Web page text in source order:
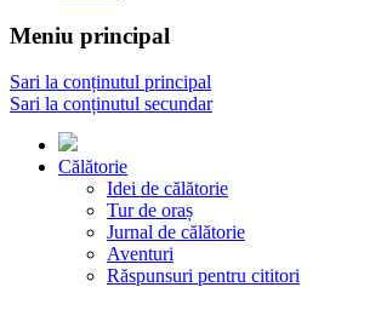
Meniu principal
Sari la conținutul principal
Sari la conținutul secundar
Călătorie
Idei de călătorie
Tur de oraș
Jurnal de călătorie
Aventuri
Răspunsuri pentru cititori